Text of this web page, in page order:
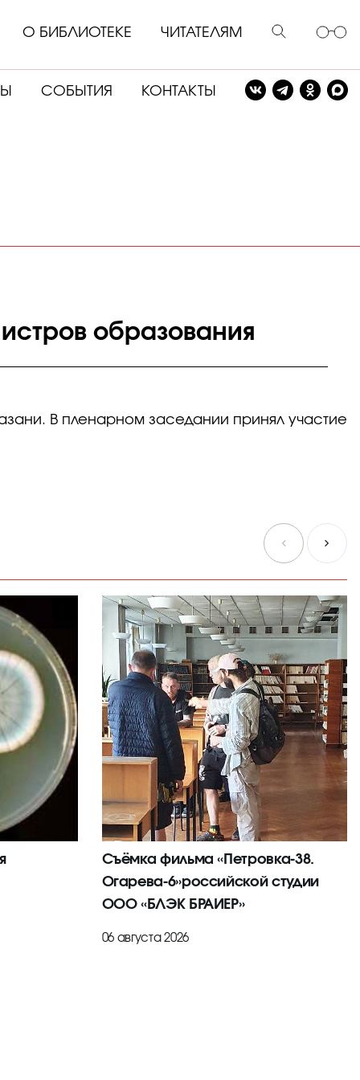
О БИБЛИОТЕКЕ ЧИТАТЕЛЯМ
СОБЫТИЯ КОНТАКТЫ
образования
В пленарном заседании принял участие
Съёмка фильма «Петровка-38.
Огарева-6»российской студии
ООО «БЛЭК БРАИЕР»
06 августа 2026